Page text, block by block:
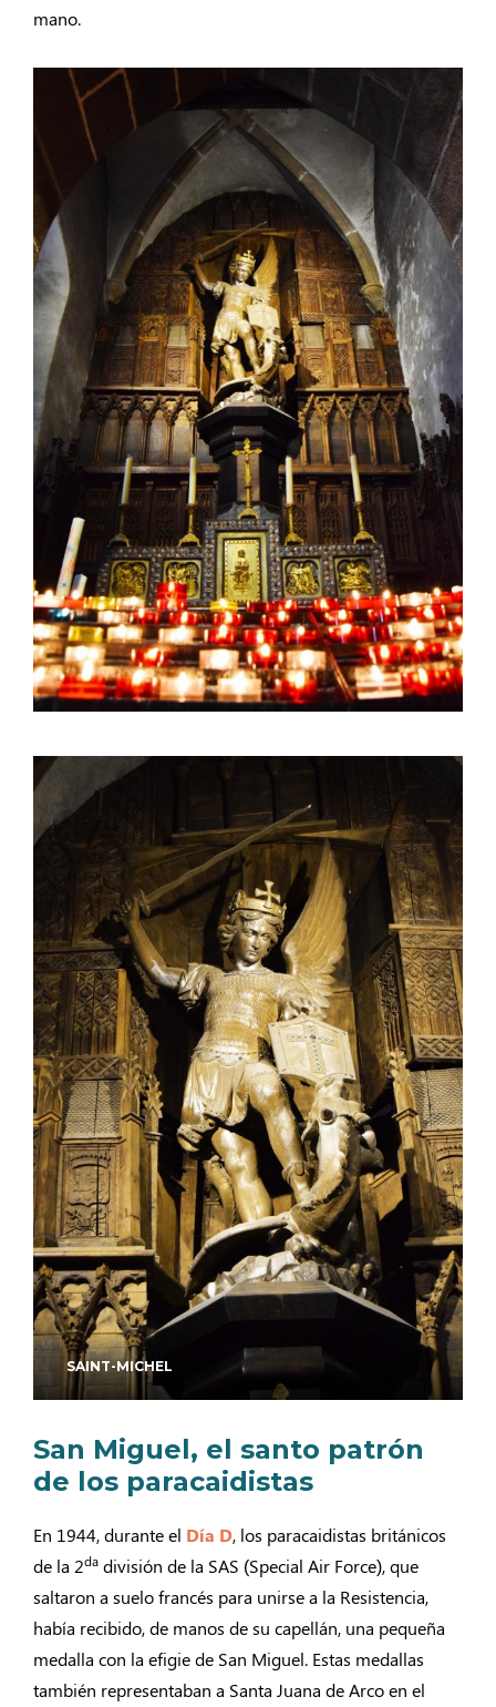
mano.
SAINT-MICHEL
San Miguel, el santo patrón
de los paracaidistas
En 1944, durante el Día D, los paracaidistas británicos
de la 2da división de la SAS (Special Air Force), que
saltaron a suelo francés para unirse a la Resistencia,
había recibido, de manos de su capellán, una pequeña
medalla con la efigie de San Miguel. Estas medallas
también representaban a Santa Juana de Arco en el